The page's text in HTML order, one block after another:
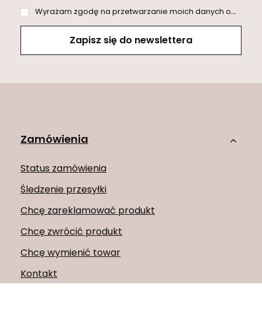
Wyrażam zgodę na przetwarzanie moich danych osobowych (adres e-mail) na potrzeby wysyłki newslettera z informacją handlową (marketing). Więcej w
Zapisz się do newslettera
Zamówienia
Status zamówienia
Śledzenie przesyłki
Chcę zareklamować produkt
Chcę zwrócić produkt
Chcę wymienić towar
Kontakt